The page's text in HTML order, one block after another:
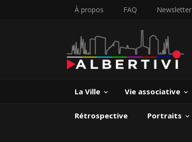
À propos FAQ Newsletter
La Ville Vie associative
Rétrospective Portraits